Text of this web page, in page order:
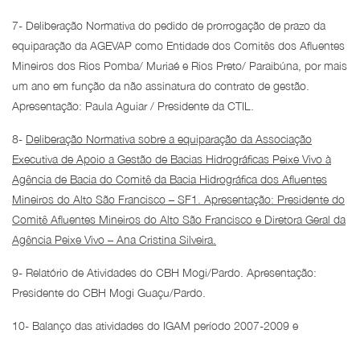
7- Deliberação Normativa do pedido de prorrogação de prazo da
equiparação da AGEVAP como Entidade dos Comitês dos Afluentes
Mineiros dos Rios Pomba/ Muriaé e Rios Preto/ Paraibúna, por mais
um ano em função da não assinatura do contrato de gestão.
Apresentação: Paula Aguiar / Presidente da CTIL.
8- Deliberação Normativa sobre a equiparação da Associação
Executiva de Apoio a Gestão de Bacias Hidrográficas Peixe Vivo à
Agência de Bacia do Comitê da Bacia Hidrográfica dos Afluentes
Mineiros do Alto São Francisco – SF1. Apresentação: Presidente do
Comitê Afluentes Mineiros do Alto São Francisco e Diretora Geral da
Agência Peixe Vivo – Ana Cristina Silveira.
9- Relatório de Atividades do CBH Mogi/Pardo. Apresentação:
Presidente do CBH Mogi Guaçu/Pardo.
10- Balanço das atividades do IGAM período 2007-2009 e